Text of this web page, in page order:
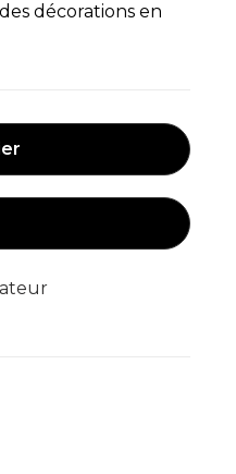
décorations en